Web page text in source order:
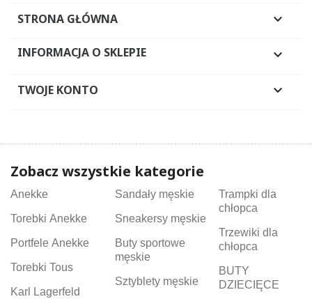
STRONA GŁÓWNA 
INFORMACJA O SKLEPIE 
TWOJE KONTO 
Zobacz wszystkie kategorie
Anekke
Torebki Anekke
Portfele Anekke
Torebki Tous
Karl Lagerfeld
Sandały męskie
Sneakersy męskie
Buty sportowe
męskie
Sztyblety męskie
Trampki dla
chłopca
Trzewiki dla
chłopca
BUTY
DZIECIĘCE